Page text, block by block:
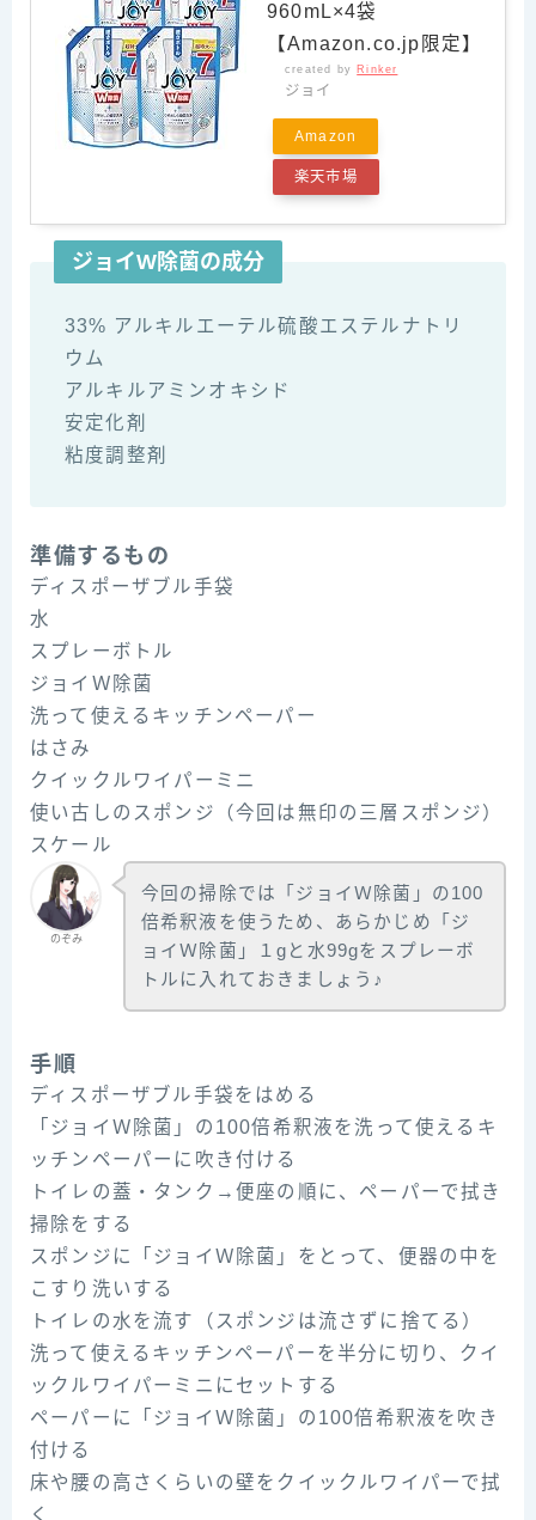
960mL×4袋
【Amazon.co.jp限定】
created by Rinker
ジョイ
Amazon
楽天市場
ジョイW除菌の成分
33% アルキルエーテル硫酸エステルナトリ
ウム
アルキルアミンオキシド
安定化剤
粘度調整剤
準備するもの
ディスポーザブル手袋
水
スプレーボトル
ジョイＷ除菌
洗って使えるキッチンペーパー
はさみ
クイックルワイパーミニ
使い古しのスポンジ（今回は無印の三層スポンジ）
スケール
のぞみ
今回の掃除では「ジョイＷ除菌」の100
倍希釈液を使うため、あらかじめ「ジ
ョイＷ除菌」１gと水99gをスプレーボ
トルに入れておきましょう♪
手順
ディスポーザブル手袋をはめる
「ジョイＷ除菌」の100倍希釈液を洗って使えるキ
ッチンペーパーに吹き付ける
トイレの蓋・タンク→便座の順に、ペーパーで拭き
掃除をする
スポンジに「ジョイＷ除菌」をとって、便器の中を
こすり洗いする
トイレの水を流す（スポンジは流さずに捨てる）
洗って使えるキッチンペーパーを半分に切り、クイ
ックルワイパーミニにセットする
ペーパーに「ジョイＷ除菌」の100倍希釈液を吹き
付ける
床や腰の高さくらいの壁をクイックルワイパーで拭
く